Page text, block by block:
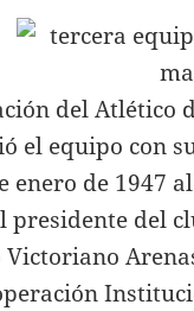
del Atlético
el equipo con
enero de 1947
presidente del